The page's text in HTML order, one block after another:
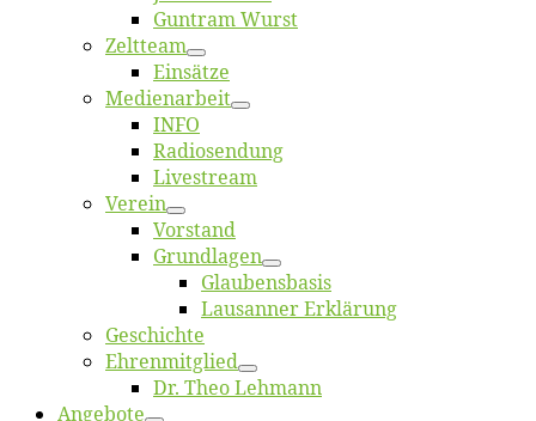
Gun­tram Wurst
Zelt­team
Ein­sät­ze
Me­di­en­ar­beit
INFO
Ra­dio­sen­dung
Live­stream
Ver­ein
Vor­stand
Grund­la­gen
Glaubens­ba­sis
Lausan­ner Erklärung
Ge­schich­te
Eh­ren­mit­glied
Dr. Theo Lehmann
An­ge­bo­te